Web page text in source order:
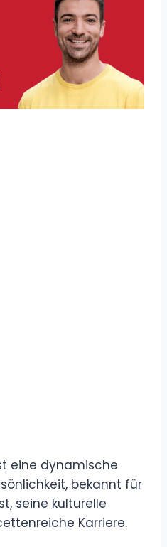
eine dynamische
bekannt für
seine kulturelle
Karriere.